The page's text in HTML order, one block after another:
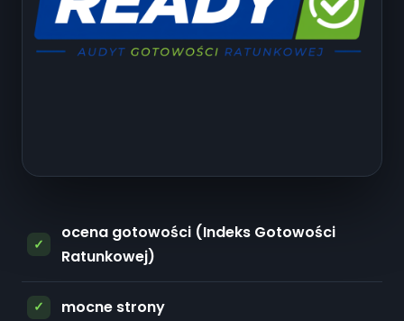
ocena gotowości (Indeks Gotowości
Ratunkowej)
mocne strony